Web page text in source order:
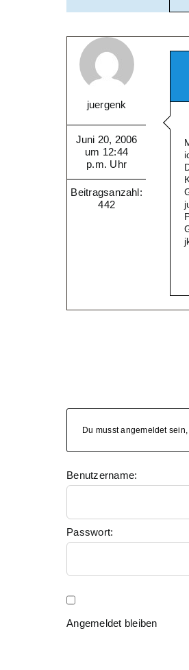
juergenk
Juni 20, 2006
um 12:44
p.m. Uhr
Beitragsanzahl:
442
Du musst angemeldet
Benutzername:
Passwort:
Angemeldet bleiben